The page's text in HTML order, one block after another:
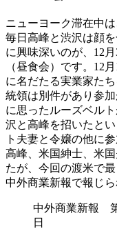
ニューヨーク滞在中
毎日高峰と渋沢は顔
に興味深いのが、12
（昼食会）です。12
に名だたる実業家た
統領は別件があり参
に思ったルーズベル
沢と高峰を招いたと
ト夫妻と令嬢の他に
高峰、米国紳士、米
たが、今回の渡米で
中外商業新報で報じら
中外商業新報
日